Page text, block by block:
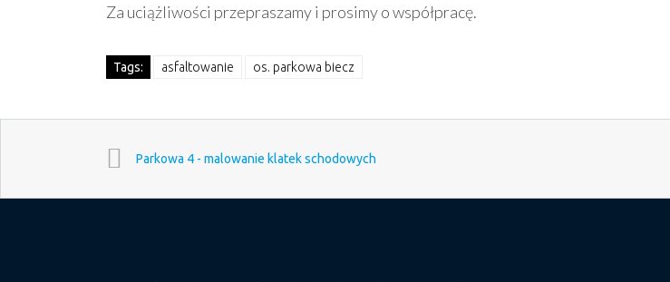
Za uciążliwości przepraszamy i prosimy o współpracę.
Tags: asfaltowanie os. parkowa biecz
Parkowa 4 - malowanie klatek schodowych